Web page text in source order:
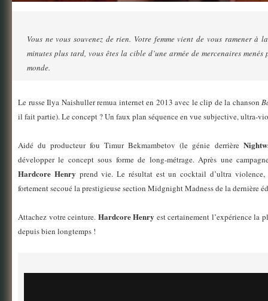
Vous ne vous souvenez de rien. Votre femme vient de vous ramener
minutes plus tard, vous êtes la cible d’une armée de mercenaires
monde.
Le russe Ilya Naishuller remua internet en 2013 avec le clip de la chanson
il fait partie). Le concept ? Un faux plan séquence en vue subjective, ultra-
Aidé du producteur fou Timur Bekmambetov (le génie derrière
développer le concept sous forme de long-métrage. Après une
Hardcore Henry prend vie. Le résultat est un cocktail d’ultra violence,
fortement secoué la prestigieuse section Midgnight Madness de la dernière
Attachez votre ceinture. Hardcore Henry est certainement l’expérience la
depuis bien longtemps !